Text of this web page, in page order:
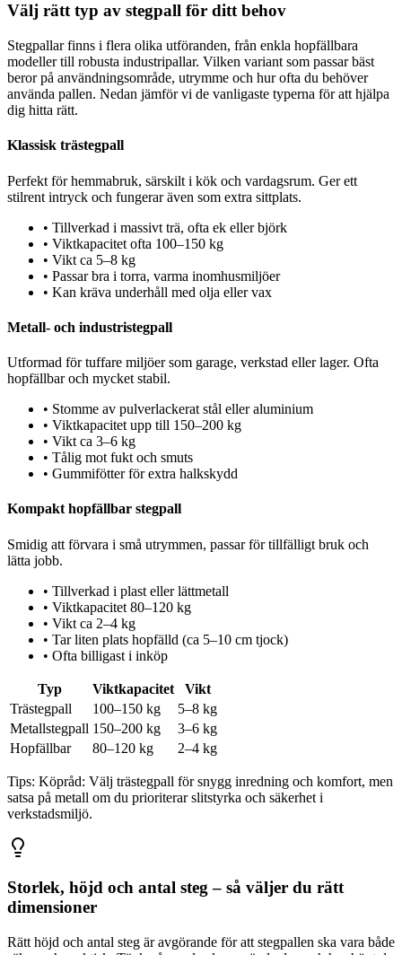
Välj rätt typ av stegpall för ditt behov
Stegpallar finns i flera olika utföranden, från enkla hopfällbara
modeller till robusta industripallar. Vilken variant som passar bäst
beror på användningsområde, utrymme och hur ofta du behöver
använda pallen. Nedan jämför vi de vanligaste typerna för att hjälpa
dig hitta rätt.
Klassisk trästegpall
Perfekt för hemmabruk, särskilt i kök och vardagsrum. Ger ett
stilrent intryck och fungerar även som extra sittplats.
• Tillverkad i massivt trä, ofta ek eller björk
• Viktkapacitet ofta 100–150 kg
• Vikt ca 5–8 kg
• Passar bra i torra, varma inomhusmiljöer
• Kan kräva underhåll med olja eller vax
Metall- och industristegpall
Utformad för tuffare miljöer som garage, verkstad eller lager. Ofta
hopfällbar och mycket stabil.
• Stomme av pulverlackerat stål eller aluminium
• Viktkapacitet upp till 150–200 kg
• Vikt ca 3–6 kg
• Tålig mot fukt och smuts
• Gummifötter för extra halkskydd
Kompakt hopfällbar stegpall
Smidig att förvara i små utrymmen, passar för tillfälligt bruk och
lätta jobb.
• Tillverkad i plast eller lättmetall
• Viktkapacitet 80–120 kg
• Vikt ca 2–4 kg
• Tar liten plats hopfälld (ca 5–10 cm tjock)
• Ofta billigast i inköp
Typ Viktkapacitet
Vikt
Trästegpall
100–150 kg
5–8 kg
Metallstegpall 150–200 kg
3–6 kg
Hopfällbar
80–120 kg 2–4 kg
Tips: Köpråd: Välj trästegpall för snygg inredning och komfort, men
satsa på metall om du prioriterar slitstyrka och säkerhet i
verkstadsmiljö.
Storlek, höjd och antal steg – så väljer du rätt
dimensioner
Rätt höjd och antal steg är avgörande för att stegpallen ska vara både